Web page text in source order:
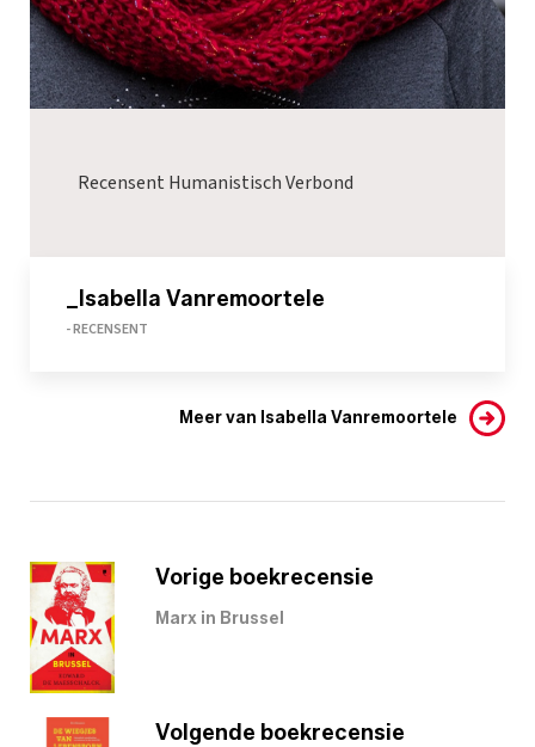
Recensent Humanistisch Verbond
_Isabella Vanremoortele
- RECENSENT
Meer van Isabella Vanremoortele
Vorige boekrecensie
Marx in Brussel
Volgende boekrecensie